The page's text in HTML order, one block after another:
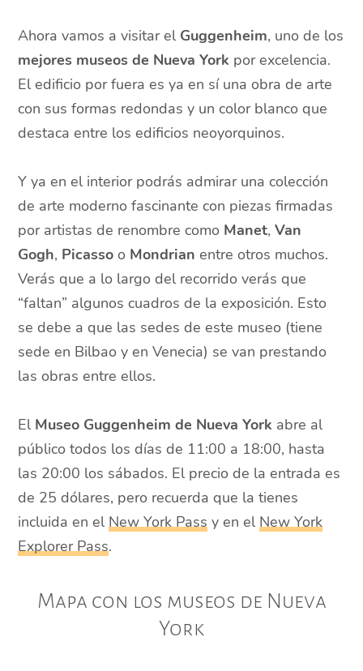
Ahora vamos a visitar el Guggenheim, uno de los
mejores museos de Nueva York por excelencia.
El edificio por fuera es ya en sí una obra de arte
con sus formas redondas y un color blanco que
destaca entre los edificios neoyorquinos.
Y ya en el interior podrás admirar una colección
de arte moderno fascinante con piezas firmadas
por artistas de renombre como Manet,Van
Gogh, Picasso o Mondrian entre otros muchos.
Verás que a lo largo del recorrido verás que
“faltan” algunos cuadros de la exposición. Esto
se debe a que las sedes de este museo (tiene
sede en Bilbao y en Venecia) se van prestando
las obras entre ellos.
El Museo Guggenheim de Nueva York abre al
público todos los días de 11:00 a 18:00, hasta
las 20:00 los sábados. El precio de la entrada es
de 25 dólares, pero recuerda que la tienes
incluida en elNew York Pass y en elNew York
Explorer Pass.
Mapa con los museos de Nueva
York